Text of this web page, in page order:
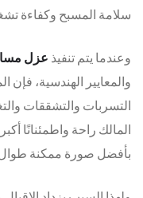
سلامة المسبح وكفاءة
وعندما يتم تنفيذ عزل
والمعايير الهندسية،
التسربات والتشققات
المالك راحة واطمئنانًا
بأفضل صورة ممكنة طوال